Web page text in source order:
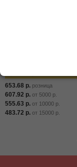
653.68 р. розница
607.92 р. от 5000 р.
555.63 р. от 10000 р.
483.72 р. от 15000 р.